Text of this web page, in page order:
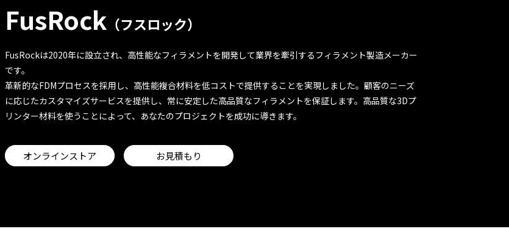
FusRock （フスロック）
FusRockは2020年に設立され、高性能なフィラメントを開発して業界を牽引するフィラメント製造メーカー
です。
革新的なFDMプロセスを採用し、高性能複合材料を低コストで提供することを実現しました。顧客のニーズ
に応じたカスタマイズサービスを提供し、常に安定した高品質なフィラメントを保証します。高品質な3Dプ
リンター材料を使うことによって、あなたのプロジェクトを成功に導きます。
オンラインストア お見積もり